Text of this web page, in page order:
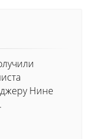
Нине